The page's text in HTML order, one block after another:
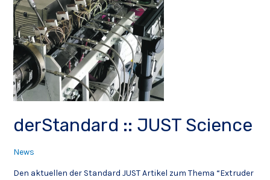
derStandard :: JUST Science
News
Den aktuellen der Standard JUST Artikel zum Thema “Extruder